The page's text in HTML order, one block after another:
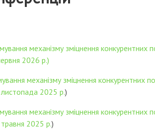
механізму зміцнення конкурентних
2026 р.)
механізму зміцнення конкурентних
листопада 2025 р.)
механізму зміцнення конкурентних
2025 р.)